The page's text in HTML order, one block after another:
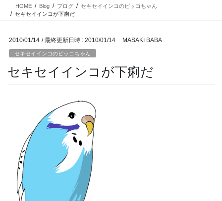
HOME Blog ブログ
セキセイインコのピッコちゃん
セキセイインコが下痢だ
2010/01/14 / 最終更新日時 : 2010/01/14 MASAKI BABA
セキセイインコのピッコちゃん
セキセイインコが下痢だ